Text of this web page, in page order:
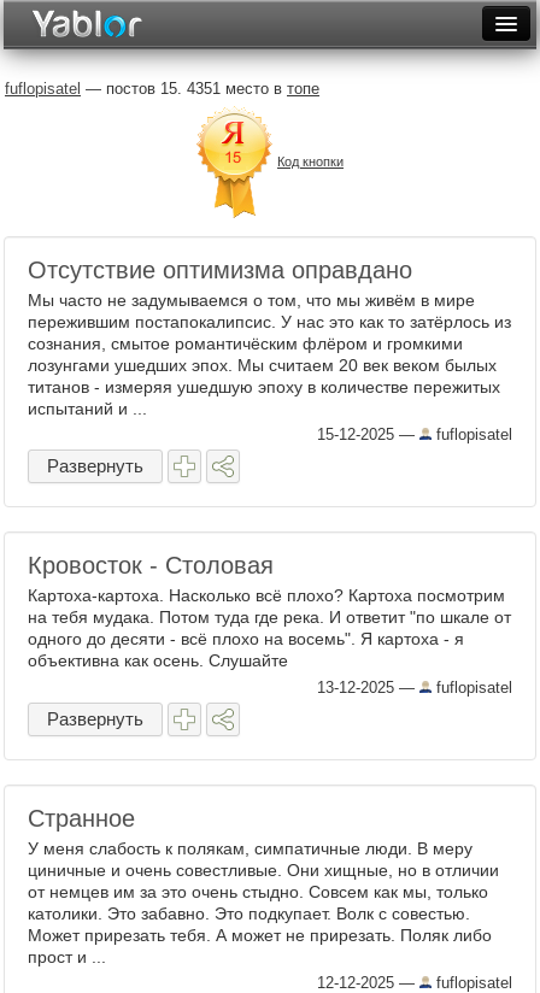
Неделя
Месяц
Рейтинги
Архив
Фототоп
Видеотоп
fuflopisatel — постов 15. 4351 место в топе
Код кнопки
Отсутствие оптимизма оправдано
Мы часто не задумываемся о том, что мы живём в мире
пережившим постапокалипсис. У нас это как то затёрлось из
сознания, смытое романтичёским флёром и громкими
лозунгами ушедших эпох. Мы считаем 20 век веком былых
титанов - измеряя ушедшую эпоху в количестве пережитых
испытаний и ...
15-12-2025 — fuflopisatel
Развернуть
Кровосток - Столовая
Картоха-картоха. Насколько всё плохо? Картоха посмотрим
на тебя мудака. Потом туда где река. И ответит "по шкале от
одного до десяти - всё плохо на восемь". Я картоха - я
объективна как осень. Слушайте
13-12-2025 — fuflopisatel
Развернуть
Странное
У меня слабость к полякам, симпатичные люди. В меру
циничные и очень совестливые. Они хищные, но в отличии
от немцев им за это очень стыдно. Совсем как мы, только
католики. Это забавно. Это подкупает. Волк с совестью.
Может прирезать тебя. А может не прирезать. Поляк либо
прост и ...
12-12-2025 — fuflopisatel